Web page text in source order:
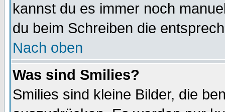
kannst du es immer noch
du beim Schreiben die
Nach oben
Was sind Smilies?
Smilies sind kleine Bilder, die